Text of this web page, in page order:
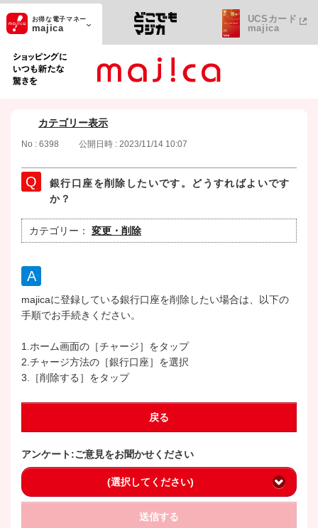
ショッピングにいつも新たな驚きを
お得な電子マネー
majica
UCSカード
majica
カテゴリー表示
No : 6398 公開日時 : 2023/11/14 10:07
銀行口座を削除したいです。どうすればよいです
か？
カテゴリー： 変更・削除
majicaに登録している銀行口座を削除したい場合は、以下の
手順でお手続きください。
1.ホーム画面の［チャージ］をタップ
2.チャージ方法の［銀行口座］を選択
3.［削除する］をタップ
戻る
アンケート:ご意見をお聞かせください
(選択してください)
送信する